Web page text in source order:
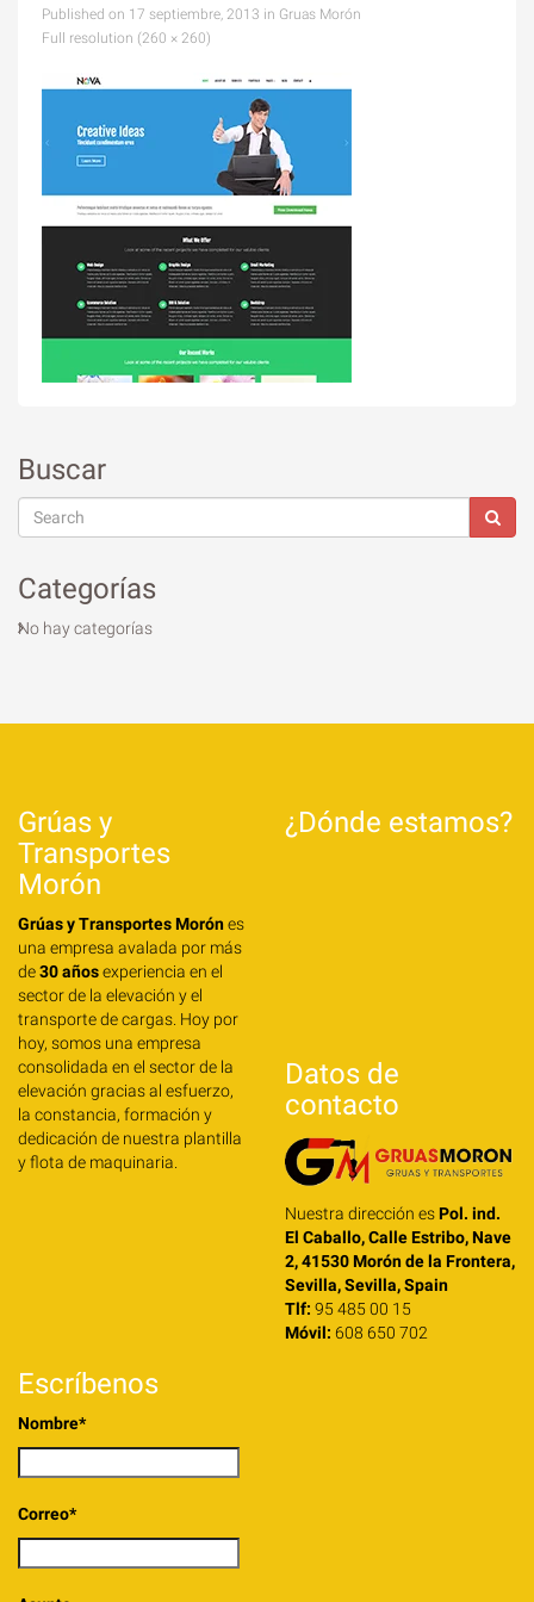
Published on 17 septiembre, 2013 in Gruas Morón
Full resolution (260 × 260)
Buscar
Categorías
No hay categorías
Grúas y
Transportes
Morón
Grúas y Transportes Morónes
una empresa avalada por más
de30 añosexperiencia en el
sector de la elevación y el
transporte de cargas. Hoy por
hoy, somos una empresa
consolidada en el sector de la
elevación gracias al esfuerzo,
la constancia, formación y
dedicación de nuestra plantilla
y flota de maquinaria.
¿Dónde estamos?
Datos de
contacto
Nuestra dirección esPol. ind.
El Caballo, Calle Estribo, Nave
2, 41530 Morón de la Frontera,
Sevilla, Sevilla, Spain
Tlf: 95 485 00 15
Móvil: 608 650 702
Escríbenos
Nombre*
Correo*